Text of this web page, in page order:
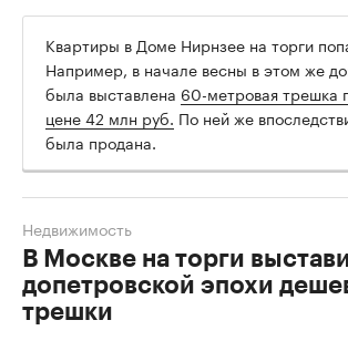
Квартиры в Доме Нирнзее на торги
Например, в начале весны в этом же
была выставлена 60-метровая трешка
цене 42 млн руб. По ней же
была продана.
В Москве на торги
допетровской эпохи
трешки
Недвижимость